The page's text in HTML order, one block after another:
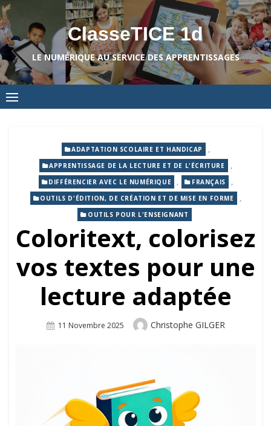
Skip
to
content
ClasseTICE 1d
LE NUMÉRIQUE AU SERVICE DES APPRENTISSAGES
ADAPTATION SCOLAIRE ET HANDICAP ,
APPRENTISSAGE DE LA LECTURE ET DE L'ÉCRITURE ,
DIFFÉRENCIER AVEC LE NUMÉRIQUE , FRANÇAIS ,
OUTILS D'ÉDITION, DE CRÉATION ET DE MISE EN FORME ,
OUTILS POUR L'ENSEIGNANT
Coloritext, colorisez
vos textes pour une
lecture adaptée
Posted
11 Novembre 2025 Author
Christophe GILGER